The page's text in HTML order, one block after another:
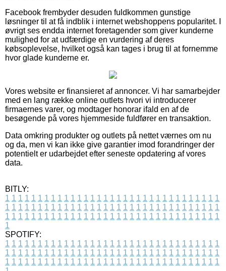
Facebook frembyder desuden fuldkommen gunstige
løsninger til at få indblik i internet webshoppens popularitet. I
øvrigt ses endda internet foretagender som giver kunderne
mulighed for at udfærdige en vurdering af deres
købsoplevelse, hvilket også kan tages i brug til at fornemme
hvor glade kunderne er.
Vores website er finansieret af annoncer. Vi har samarbejder
med en lang række online outlets hvori vi introducerer
firmaernes varer, og modtager honorar ifald en af de
besøgende på vores hjemmeside fuldfører en transaktion.
Data omkring produkter og outlets på nettet værnes om nu
og da, men vi kan ikke give garantier imod forandringer der
potentielt er udarbejdet efter seneste opdatering af vores
data.
BITLY:
1 1 1 1 1 1 1 1 1 1 1 1 1 1 1 1 1 1 1 1 1 1 1 1 1 1 1 1 1 1 1 1 1
1 1 1 1 1 1 1 1 1 1 1 1 1 1 1 1 1 1 1 1 1 1 1 1 1 1 1 1 1 1 1 1 1
1 1 1 1 1 1 1 1 1 1 1 1 1 1 1 1 1 1 1 1 1 1 1 1 1 1 1 1 1 1 1 1 1
1
SPOTIFY:
1 1 1 1 1 1 1 1 1 1 1 1 1 1 1 1 1 1 1 1 1 1 1 1 1 1 1 1 1 1 1 1 1
1 1 1 1 1 1 1 1 1 1 1 1 1 1 1 1 1 1 1 1 1 1 1 1 1 1 1 1 1 1 1 1 1
1 1 1 1 1 1 1 1 1 1 1 1 1 1 1 1 1 1 1 1 1 1 1 1 1 1 1 1 1 1 1 1 1